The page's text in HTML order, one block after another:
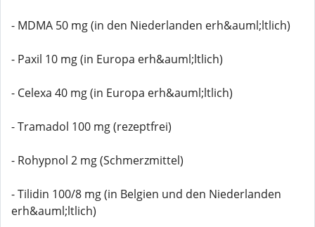
- MDMA 50 mg (in den Niederlanden erh&auml;ltlich)
- Paxil 10 mg (in Europa erh&auml;ltlich)
- Celexa 40 mg (in Europa erh&auml;ltlich)
- Tramadol 100 mg (rezeptfrei)
- Rohypnol 2 mg (Schmerzmittel)
- Tilidin 100/8 mg (in Belgien und den Niederlanden
erh&auml;ltlich)